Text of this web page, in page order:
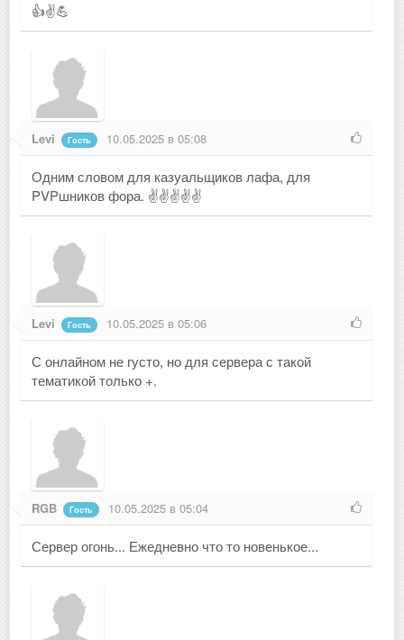
👍✌💪
Levi Гость 10.05.2025 в 05:08
Одним словом для казуальщиков лафа, для
PVPшников фора. ✌✌✌✌✌
Levi Гость 10.05.2025 в 05:06
С онлайном не густо, но для сервера с такой
тематикой только +.
RGB Гость 10.05.2025 в 05:04
Сервер огонь... Ежедневно что то новенькое...